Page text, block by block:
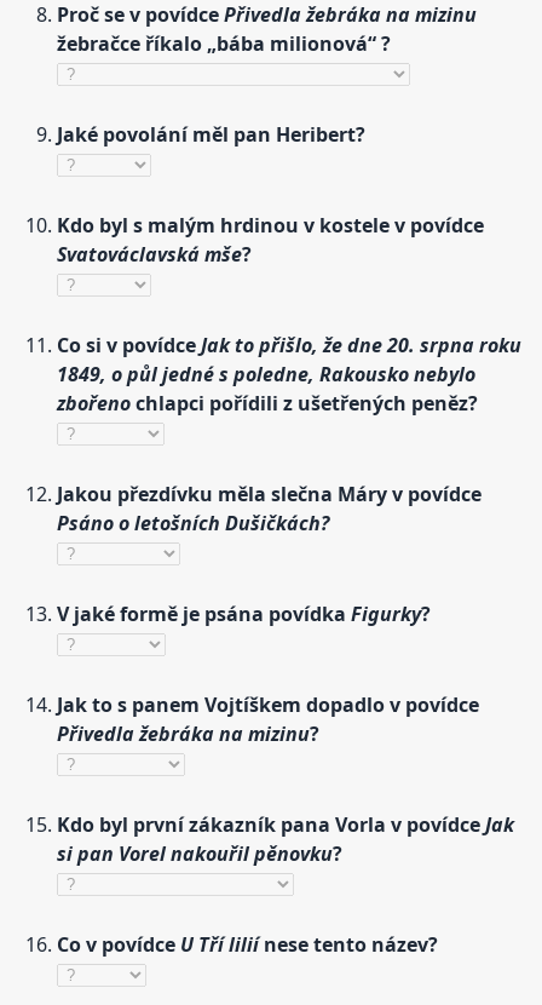
Proč se v povídcePřivedla žebráka na mizinu
žebračce říkalo „bába milionová“ ?
Jaké povolání měl pan Heribert?
Kdo byl s malým hrdinou v kostele v povídce
Svatováclavská mše?
Co si v povídceJak to přišlo, že dne 20. srpna roku
1849, o půl jedné s poledne, Rakousko nebylo
zbořenochlapci pořídili z ušetřených peněz?
Jakou přezdívku měla slečna Máry v povídce
Psáno o letošních Dušičkách?
V jaké formě je psána povídkaFigurky?
Jak to s panem Vojtíškem dopadlo v povídce
Přivedla žebráka na mizinu?
Kdo byl první zákazník pana Vorla v povídceJak
si pan Vorel nakouřil pěnovku?
Co v povídce U Tří liliínese tento název?